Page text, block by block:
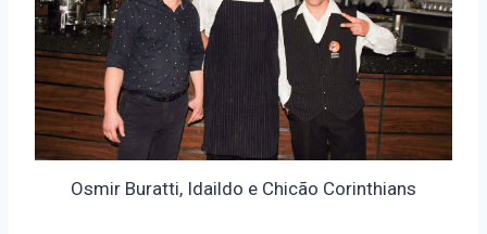
Osmir Buratti, Idaildo e Chicão Corinthians